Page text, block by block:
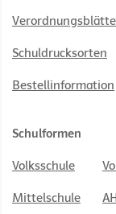
Schuldrucksorten
Bestellinformation
Schulformen
Volksschule
Mittelschule